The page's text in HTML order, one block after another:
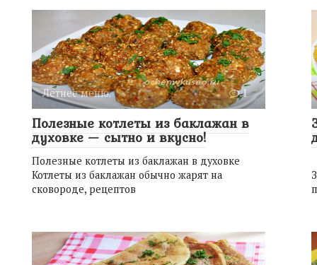
Летнее меню. 1
Полезные котлеты из баклажан в
духовке — сытно и вкусно!
Полезные котлеты из баклажан в духовке
Котлеты из баклажан обычно жарят на
сковороде, рецептов